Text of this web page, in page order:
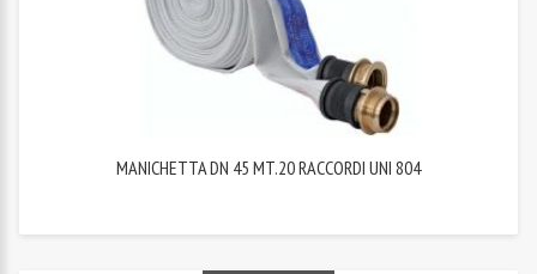
MANICHETTA DN 45 MT.20 RACCORDI UNI 804